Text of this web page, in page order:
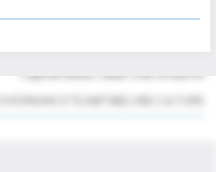
and strategic partnership, Merak
Capital builds value that endures.